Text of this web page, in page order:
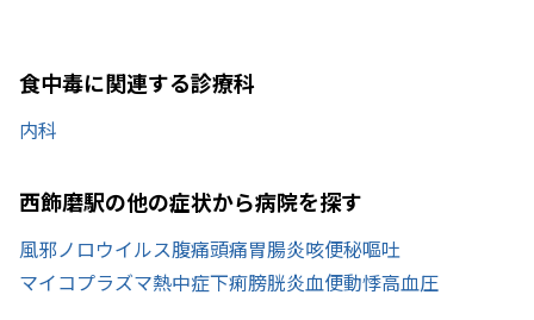
食中毒に関連する診療科
内科
西飾磨駅の他の症状から病院を探す
風邪ノロウイルス腹痛頭痛胃腸炎咳便秘嘔吐
マイコプラズマ熱中症下痢膀胱炎血便動悸高血圧